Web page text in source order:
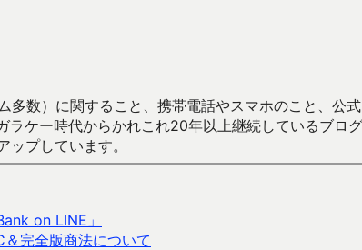
数）に関すること、携帯電話やスマホのこと、
ラケー時代からかれこれ20年以上継続しているブ
プしています。
on LINE」
完全版商法について